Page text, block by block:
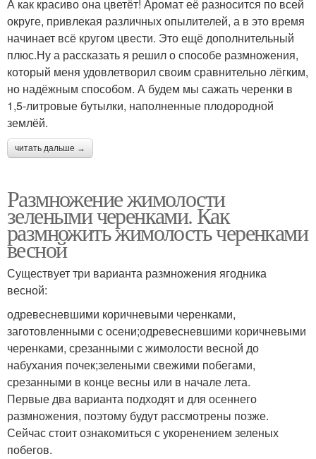
А как красиво она цветёт! Аромат её разносится по всей
округе, привлекая различных опылителей, а в это время
начинает всё кругом цвести. Это ещё дополнительный
плюс.Ну а рассказать я решил о способе размножения,
который меня удовлетворил своим сравнительно лёгким,
но надёжным способом. А будем мы сажать черенки в
1,5-литровые бутылки, наполненные плодородной
землёй.
читать дальше →
Размножение жимолости
зелеными черенками. Как
размножить жимолость черенками
весной
Существует три варианта размножения ягодника
весной:
одревесневшими коричневыми черенками,
заготовленными с осени;одревесневшими коричневыми
черенками, срезанными с жимолости весной до
набухания почек;зелеными свежими побегами,
срезанными в конце весны или в начале лета.
Первые два варианта подходят и для осеннего
размножения, поэтому будут рассмотрены позже.
Сейчас стоит ознакомиться с укоренением зеленых
побегов.